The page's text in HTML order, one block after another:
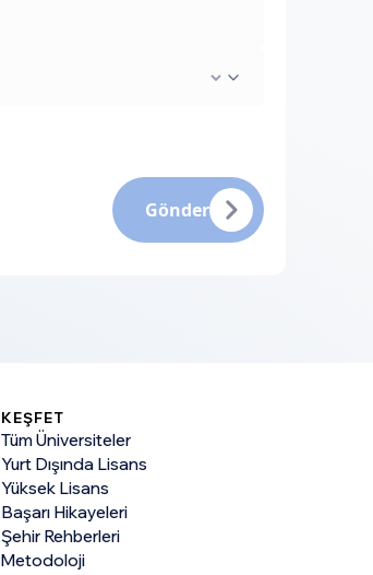
Gönder
KEŞFET
Tüm Üniversiteler
Yurt Dışında Lisans
Yüksek Lisans
Başarı Hikayeleri
Şehir Rehberleri
Metodoloji